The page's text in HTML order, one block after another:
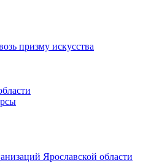
призму искусства
Ярославской области